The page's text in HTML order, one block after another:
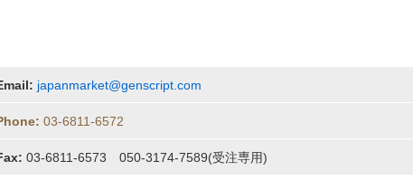
japanmarket@genscript.com
03-6811-6572
03-6811-6573 050-3174-7589(受注専用)